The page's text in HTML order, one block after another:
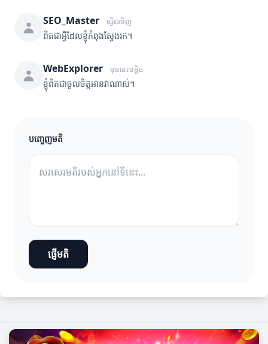
SEO_Master ម្សិលមិញ
ពិតជាអ្វីដែលខ្ញុំកំពុងស្វែងរក។
WebExplorer មុននេះបន្តិច
ខ្ញុំពិតជាចូលចិត្តអានវាណាស់។
បញ្ចេញមតិ
ផ្ញើមតិ